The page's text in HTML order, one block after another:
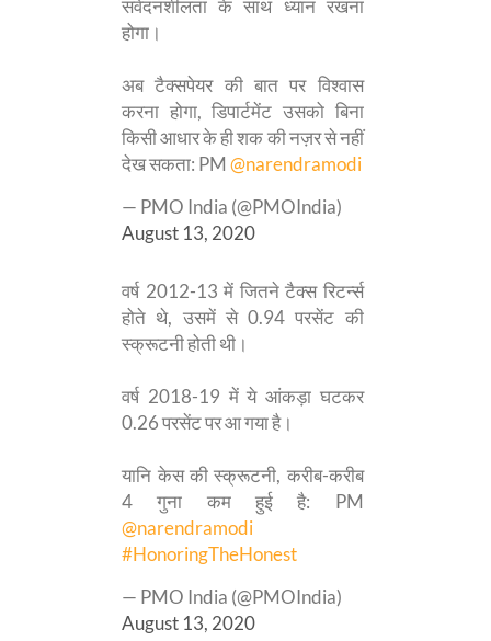
संवेदनशीलता के साथ ध्यान रखना
होगा।
अब टैक्सपेयर की बात पर विश्वास
करना होगा, डिपार्टमेंट उसको बिना
किसी आधार के ही शक की नज़र से नहीं
देख सकता: PM@narendramodi
— PMO India (@PMOIndia)
August 13, 2020
वर्ष 2012-13 में जितने टैक्स रिटर्न्स
होते थे, उसमें से 0.94 परसेंट की
स्क्रूटनी होती थी।
वर्ष 2018-19 में ये आंकड़ा घटकर
0.26 परसेंट पर आ गया है।
यानि केस की स्क्रूटनी, करीब-करीब
4 गुना कम हुई है: PM
@narendramodi
#HonoringTheHonest
— PMO India (@PMOIndia)
August 13, 2020